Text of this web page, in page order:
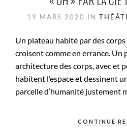
19 MARS 2020 IN
Un plateau habité par des
croisent comme en errance. Un
architecture des corps, avec et
habitent l’espace et dessinent
parcelle d’humanité justement
CONTINUE